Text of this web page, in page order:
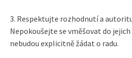
3. Respektujte rozhodnutí a
Nepokoušejte se vměšovat do
nebudou explicitně žádat o radu.